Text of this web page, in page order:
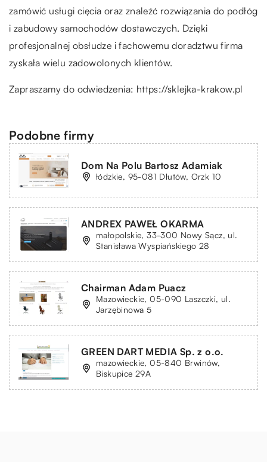
zamówić usługi cięcia oraz znaleźć rozwiązania do podłóg
i zabudowy samochodów dostawczych. Dzięki
profesjonalnej obsłudze i fachowemu doradztwu firma
zyskała wielu zadowolonych klientów.
Zapraszamy do odwiedzenia: https://sklejka-krakow.pl
Podobne firmy
Dom Na Polu Bartosz Adamiak
łódzkie, 95-081 Dłutów, Orzk 10
ANDREX PAWEŁ OKARMA
małopolskie, 33-300 Nowy Sącz, ul.
Stanisława Wyspiańskiego 28
Chairman Adam Puacz
Mazowieckie, 05-090 Laszczki, ul.
Jarzębinowa 5
GREEN DART MEDIA Sp. z o.o.
mazowieckie, 05-840 Brwinów,
Biskupice 29A